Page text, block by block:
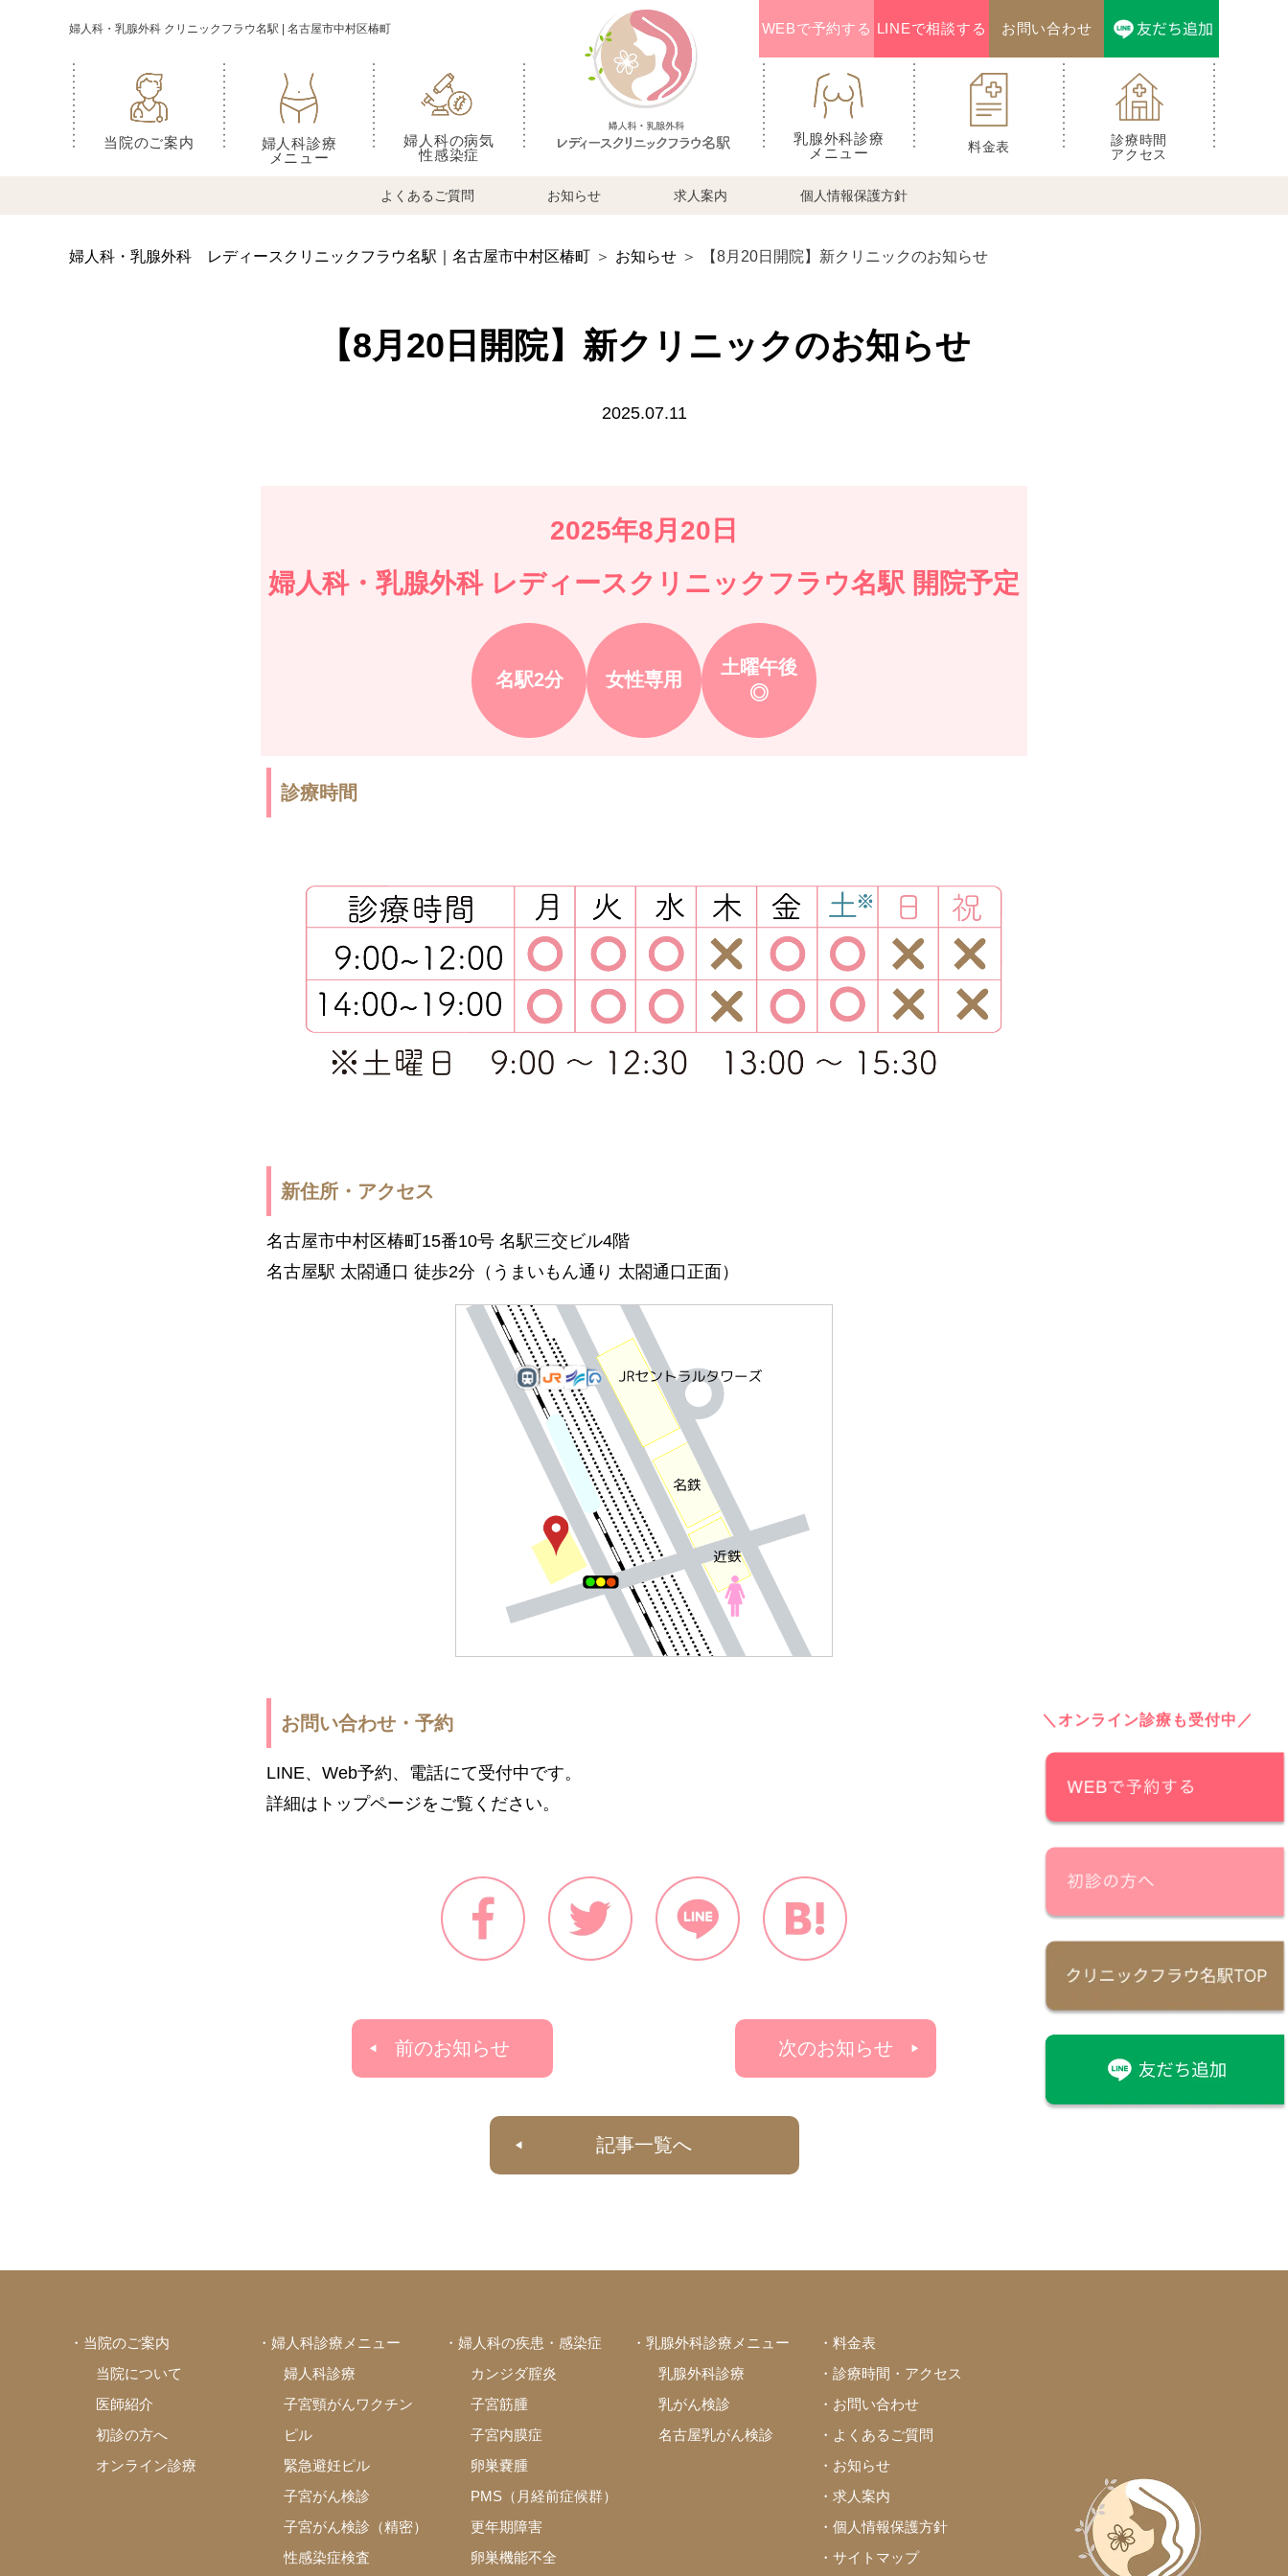
婦人科・乳腺外科 クリニックフラウ名駅 | 名古屋市中村区椿町 WEBで予約する LINEで相談する お問い合わせ
当院のご案内
婦人科診療
メニュー
婦人科の病気
性感染症
乳腺外科診療
メニュー
料金表
診療時間
アクセス
よくあるご質問 お知らせ 求人案内 個人情報保護方針
婦人科・乳腺外科 レディースクリニックフラウ名駅｜名古屋市中村区椿町 ＞ お知らせ ＞ 【8月20日開院】新クリニックのお知らせ
【8月20日開院】新クリニックのお知らせ
2025.07.11
2025年8月20日
婦人科・乳腺外科 レディースクリニックフラウ名駅 開院予定
名駅2分 女性専用
土曜午後
◎
診療時間
新住所・アクセス
名古屋市中村区椿町15番10号 名駅三交ビル4階
名古屋駅 太閤通口 徒歩2分（うまいもん通り 太閤通口正面）
お問い合わせ・予約
LINE、Web予約、電話にて受付中です。
詳細はトップページをご覧ください。
前のお知らせ 次のお知らせ
記事一覧へ
・当院のご案内
当院について
医師紹介
初診の方へ
オンライン診療
・婦人科診療メニュー
婦人科診療
子宮頸がんワクチン
ピル
緊急避妊ピル
子宮がん検診
子宮がん検診（精密）
性感染症検査
・婦人科の疾患・感染症
カンジダ腟炎
子宮筋腫
子宮内膜症
卵巣嚢腫
PMS（月経前症候群）
更年期障害
卵巣機能不全
・乳腺外科診療メニュー
乳腺外科診療
乳がん検診
名古屋乳がん検診
・料金表
・診療時間・アクセス
・お問い合わせ
・よくあるご質問
・お知らせ
・求人案内
・個人情報保護方針
・サイトマップ
＼オンライン診療も受付中／